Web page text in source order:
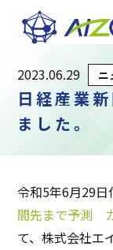
2023.06.29 ニ
日経産業
ました。
令和5年6月29
間先まで予測
て、株式会社エ